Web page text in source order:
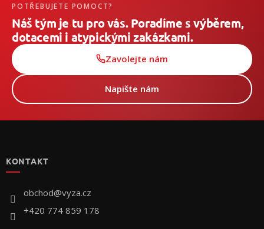
POTŘEBUJETE POMOCT?
Náš tým je tu pro vás. Poradíme s výběrem,
dotacemi i atypickými zakázkami.
Zavolejte nám
Napište nám
KONTAKT
obchod@vyza.cz
+420 774 859 178